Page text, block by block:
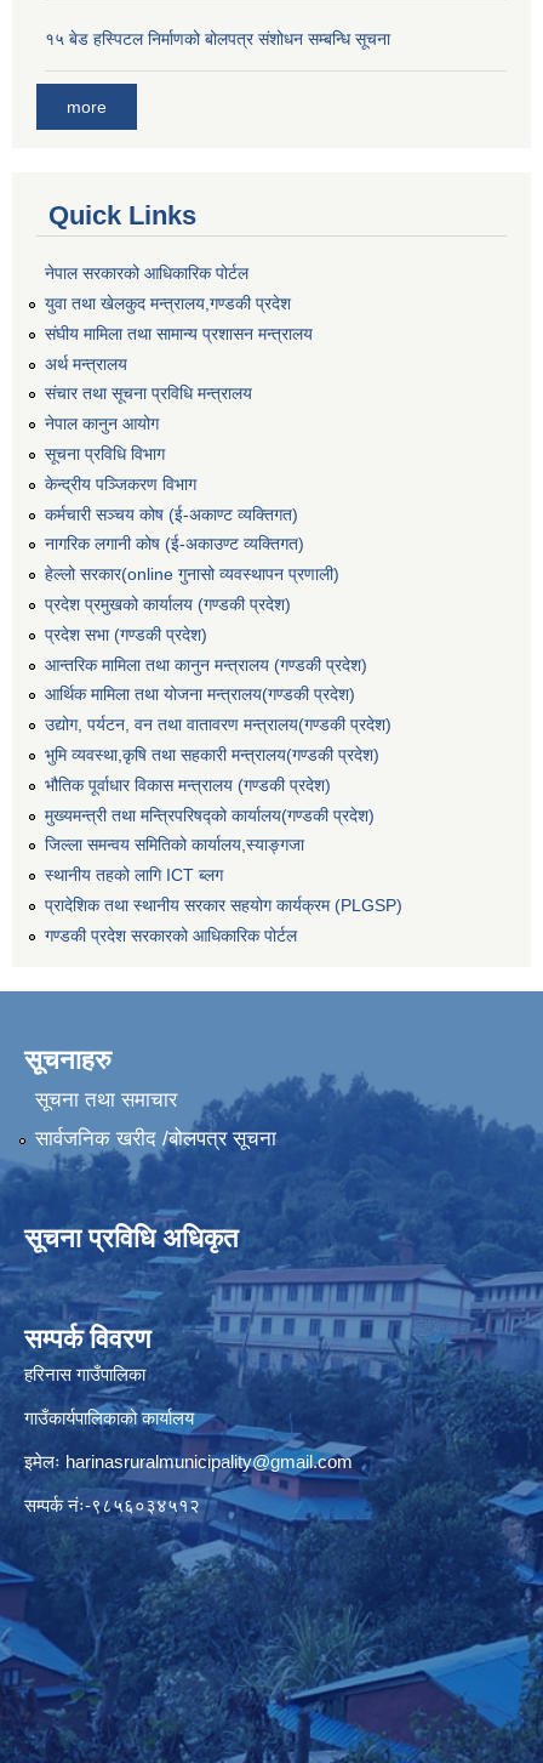
१५ बेड हस्पिटल निर्माणको बोलपत्र संशोधन सम्बन्धि सूचना
more
Quick Links
नेपाल सरकारको आधिकारिक पोर्टल
युवा तथा खेलकुद मन्त्रालय,गण्डकी प्रदेश
संघीय मामिला तथा सामान्य प्रशासन मन्त्रालय
अर्थ मन्त्रालय
संचार तथा सूचना प्रविधि मन्त्रालय
नेपाल कानुन आयोग
सूचना प्रविधि विभाग
केन्द्रीय पञ्जिकरण विभाग
कर्मचारी सञ्‍चय कोष (ई‍-अकाण्ट व्यक्तिगत)
नागरिक लगानी कोष (ई-अकाउण्ट व्यक्तिगत)
हेल्लो सरकार(online गुनासो व्यवस्थापन प्रणाली)
प्रदेश प्रमुखको कार्यालय (गण्डकी प्रदेश)
प्रदेश सभा (गण्डकी प्रदेश)
आन्तरिक मामिला तथा कानुन मन्त्रालय (गण्डकी प्रदेश)
आर्थिक मामिला तथा योजना मन्त्रालय(गण्डकी प्रदेश)
उद्योग, पर्यटन, वन तथा वातावरण मन्त्रालय(गण्डकी प्रदेश)
भुमि व्यवस्था,कृषि तथा सहकारी मन्त्रालय(गण्डकी प्रदेश)
भौतिक पूर्वाधार विकास मन्त्रालय (गण्डकी प्रदेश)
मुख्यमन्त्री तथा मन्त्रिपरिषद्को कार्यालय(गण्डकी प्रदेश)
जिल्ला समन्वय समितिको कार्यालय,स्याङ्गजा
स्थानीय तहको लागि ICT ब्लग
प्रादेशिक तथा स्थानीय सरकार सहयोग कार्यक्रम (PLGSP)
गण्डकी प्रदेश सरकारको आधिकारिक पोर्टल
सूचनाहरु
सूचना तथा समाचार
सार्वजनिक खरीद /बोलपत्र सूचना
सूचना प्रविधि अधिकृत
सम्पर्क विवरण
हरिनास गाउँपालिका
गाउँकार्यपालिकाको कार्यालय
इमेलः harinasruralmunicipality@gmail.com
सम्पर्क नंः-९८५६०३४५१२